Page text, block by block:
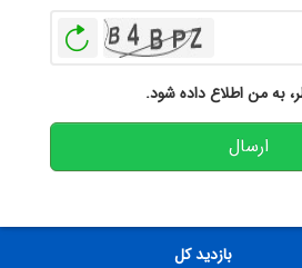
به من اطلاع داده شود.
ارسال
بازدید کل